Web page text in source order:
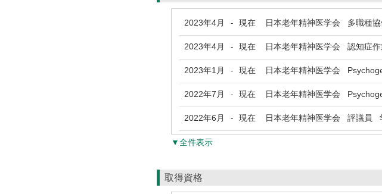
2023年4月 - 現在 日本老年精神医学会 多職種
2023年4月 - 現在 日本老年精神医学会 認知症作
2023年1月 - 現在 日本老年精神医学会
2022年7月 - 現在 日本老年精神医学会
2022年6月 - 現在 日本老年精神医学会 評議員
▼全件表示
取得資格